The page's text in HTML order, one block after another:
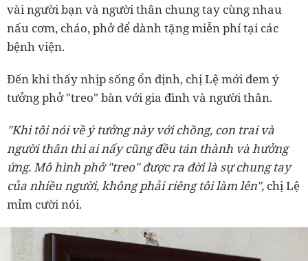
vài người bạn và người thân chung tay cùng nhau
nấu cơm, cháo, phở để dành tặng miễn phí tại các
bệnh viện.
Đến khi thấy nhịp sống ổn định, chị Lệ mới đem ý
tưởng phở "treo" bàn với gia đình và người thân.
"Khi tôi nói về ý tưởng này với chồng, con trai và
người thân thì ai nấy cũng đều tán thành và hưởng
ứng. Mô hình phở "treo" được ra đời là sự chung tay
của nhiều người, không phải riêng tôi làm lên", chị Lệ
mỉm cười nói.